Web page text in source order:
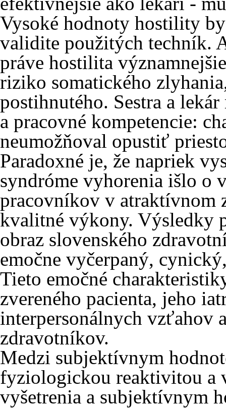
Vysoké hodnoty hostility
validite použitých techník.
práve hostilita
riziko somatického
postihnutého. Sestra a
a pracovné kompetencie:
neumožňoval opustiť
Paradoxné je, že napriek
syndróme vyhorenia išlo o
pracovníkov v atraktívnom
kvalitné výkony. Výsledky
obraz slovenského
emočne vyčerpaný,
Tieto emočné
zvereného pacienta, jeho
interpersonálnych vzťahov
zdravotníkov.
Medzi subjektívnym
fyziologickou reaktivitou a
vyšetrenia a subjektívnym